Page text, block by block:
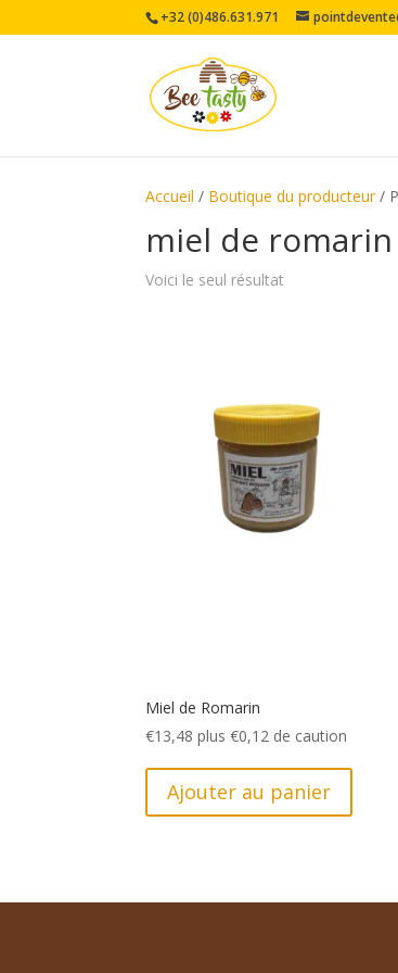
+32 (0)486.631.971
Accueil / Boutique du producteur/
miel de romarin
Voici le seul résultat
Miel de Romarin
€13,48 plus€0,12 de caution
Ajouter au panier